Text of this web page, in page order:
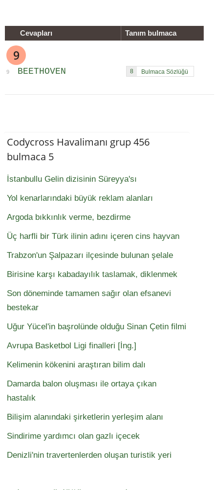
Cevapları Tanım bulmaca
9
9 BEETHOVEN 8
Codycross Havalimanı grup 456
bulmaca 5
İstanbullu Gelin dizisinin Süreyya'sı
Yol kenarlarındaki büyük reklam alanları
Argoda bıkkınlık verme, bezdirme
Üç harfli bir Türk ilinin adını içeren cins hayvan
Trabzon'un Şalpazarı ilçesinde bulunan şelale
Birisine karşı kabadayılık taslamak, diklenmek
Son döneminde tamamen sağır olan efsanevi
bestekar
Uğur Yücel'in başrolünde olduğu Sinan Çetin filmi
Avrupa Basketbol Ligi finalleri [İng.]
Kelimenin kökenini araştıran bilim dalı
Damarda balon oluşması ile ortaya çıkan
hastalık
Bilişim alanındaki şirketlerin yerleşim alanı
Sindirime yardımcı olan gazlı içecek
Denizli'nin travertenlerden oluşan turistik yeri